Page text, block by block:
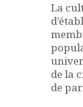
La
de la
de